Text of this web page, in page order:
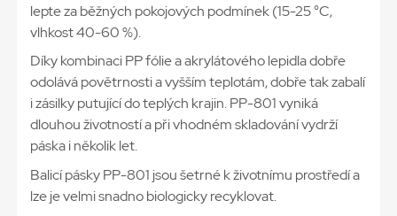
lepte za běžných pokojových podmínek (15-25 °C,
vlhkost 40-60 %).
Díky kombinaci PP fólie a akrylátového lepidla dobře
odolává povětrnosti a vyšším teplotám, dobře tak zabalí
i zásilky putující do teplých krajin. PP-801 vyniká
dlouhou životností a při vhodném skladování vydrží
páska i několik let.
Balicí pásky PP-801 jsou šetrné k životnímu prostředí a
lze je velmi snadno biologicky recyklovat.